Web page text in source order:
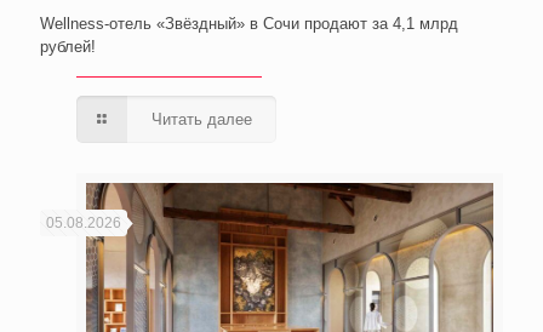
Wellness-отель «Звёздный» в Сочи продают за 4,1 млрд
рублей!
Читать далее
05.08.2026